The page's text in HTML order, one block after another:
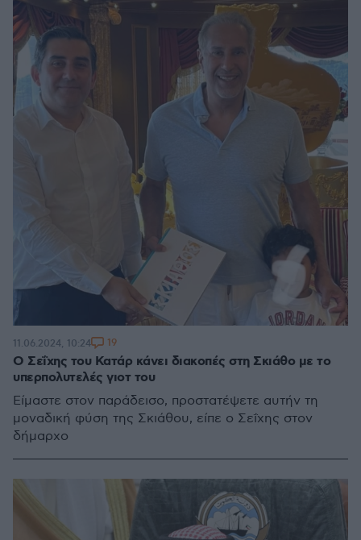
Ο Σεΐχης του Κατάρ κάνει διακοπές στη Σκιάθο με το
υπερπολυτελές γιοτ του
Είμαστε στον παράδεισο, προστατέψετε αυτήν τη
μοναδική φύση της Σκιάθου, είπε ο Σεΐχης στον
δήμαρχο
11.06.2024, 10:24 19